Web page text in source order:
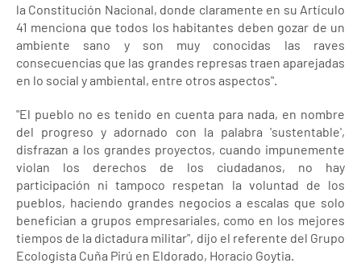
la Constitución Nacional, donde claramente en su Artículo
41 menciona que todos los habitantes deben gozar de un
ambiente sano y son muy conocidas las raves
consecuencias que las grandes represas traen aparejadas
en lo social y ambiental, entre otros aspectos".
"El pueblo no es tenido en cuenta para nada, en nombre
del progreso y adornado con la palabra 'sustentable',
disfrazan a los grandes proyectos, cuando impunemente
violan los derechos de los ciudadanos, no hay
participación ni tampoco respetan la voluntad de los
pueblos, haciendo grandes negocios a escalas que solo
benefician a grupos empresariales, como en los mejores
tiempos de la dictadura militar", dijo el referente del Grupo
Ecologista Cuña Pirú en Eldorado, Horacio Goytia.